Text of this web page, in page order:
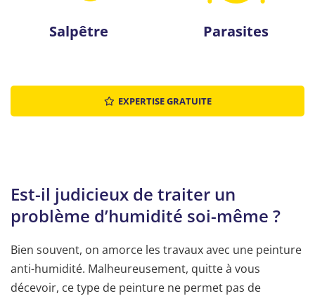
Salpêtre Parasites
EXPERTISE GRATUITE
Est-il judicieux de traiter un
problème d’humidité soi-même ?
Bien souvent, on amorce les travaux avec une peinture
anti-humidité. Malheureusement, quitte à vous
décevoir, ce type de peinture ne permet pas de